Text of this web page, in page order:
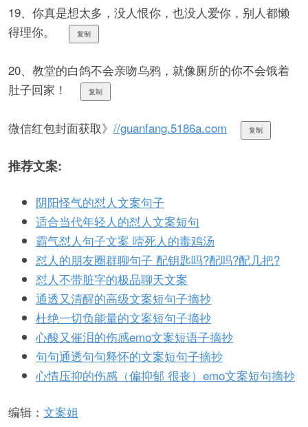
19、你真是想太多，没人恨你，也没人爱你，别人都懒
得理你。
复制
20、教堂的白鸽不会亲吻乌鸦，就像厕所的你不会饿着
肚子回家！
复制
微信红包封面获取》 //guanfang.5186a.com 复制
推荐文案:
阴阳怪气的怼人文案句子
适合当代年轻人的怼人文案短句
霸气怼人句子文案 噎死人的毒鸡汤
怼人的朋友圈群聊句子 配钥匙吗?配吗?配几把?
怼人不带脏字的极品聊天文案
通透又清醒的高级文案短句子摘抄
杜绝一切负能量的文案短句子摘抄
心酸又催泪的伤感emo文案短语子摘抄
句句通透句句释怀的文案短句子摘抄
心情压抑的伤感（偏抑郁 很丧）emo文案短句摘抄
编辑： 文案姐